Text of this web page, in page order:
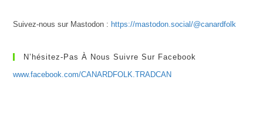
Suivez-nous sur Mastodon : https://mastodon.social/@canardfolk
N’hésitez-Pas À Nous Suivre Sur Facebook
www.facebook.com/CANARDFOLK.TRADCAN